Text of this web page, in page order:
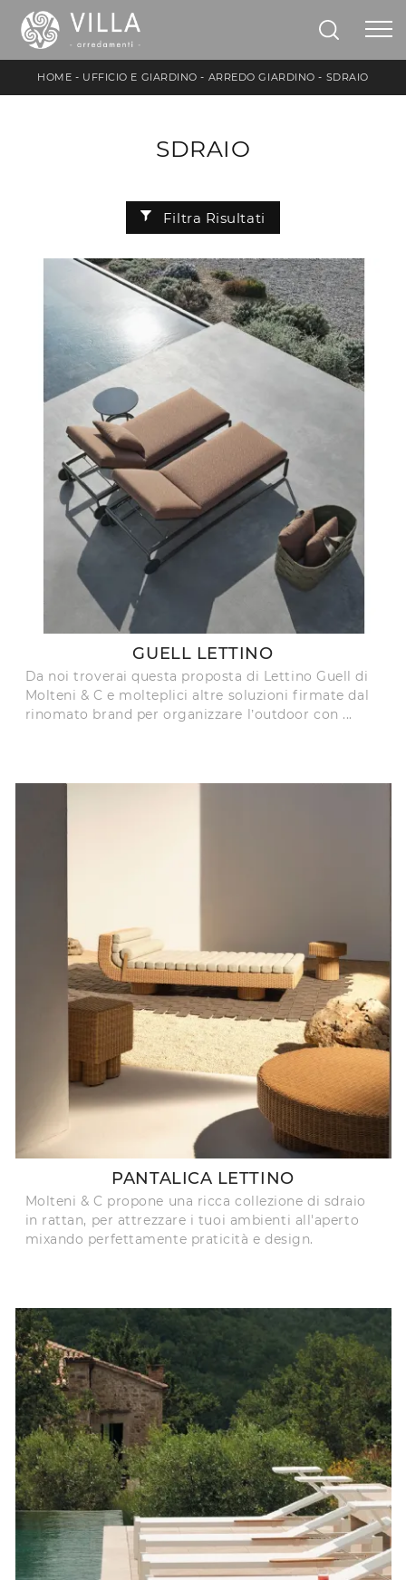
HOME - UFFICIO E GIARDINO - ARREDO GIARDINO - SDRAIO
SDRAIO
Filtra Risultati
GUELL LETTINO
Da noi troverai questa proposta di Lettino Guell di
Molteni & C e molteplici altre soluzioni firmate dal
rinomato brand per organizzare l’outdoor con ...
PANTALICA LETTINO
Molteni & C propone una ricca collezione di sdraio
in rattan, per attrezzare i tuoi ambienti all'aperto
mixando perfettamente praticità e design.